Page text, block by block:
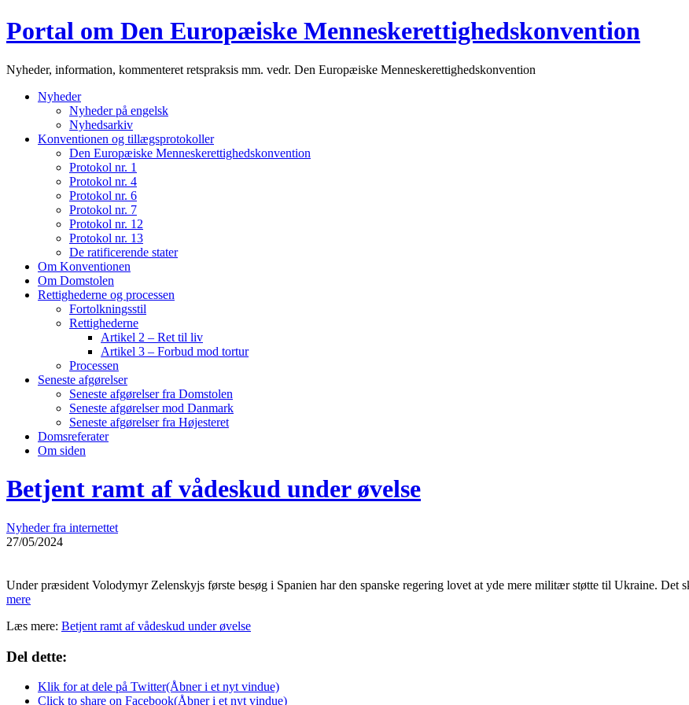
Portal om Den Europæiske Menneskerettighedskonvention
Nyheder, information, kommenteret retspraksis mm. vedr. Den Europæiske Menneskerettighedskonvention
Nyheder
Nyheder på engelsk
Nyhedsarkiv
Konventionen og tillægsprotokoller
Den Europæiske Menneskerettighedskonvention
Protokol nr. 1
Protokol nr. 4
Protokol nr. 6
Protokol nr. 7
Protokol nr. 12
Protokol nr. 13
De ratificerende stater
Om Konventionen
Om Domstolen
Rettighederne og processen
Fortolkningsstil
Rettighederne
Artikel 2 – Ret til liv
Artikel 3 – Forbud mod tortur
Processen
Seneste afgørelser
Seneste afgørelser fra Domstolen
Seneste afgørelser mod Danmark
Seneste afgørelser fra Højesteret
Domsreferater
Om siden
Betjent ramt af vådeskud under øvelse
Nyheder fra internettet
27/05/2024
Under præsident Volodymyr Zelenskyjs første besøg i Spanien har den spanske regering lovet at yde mere militær støtte til Ukraine.
mere
Læs mere: Betjent ramt af vådeskud under øvelse
Del dette:
Klik for at dele på Twitter(Åbner i et nyt vindue)
Click to share on Facebook(Åbner i et nyt vindue)